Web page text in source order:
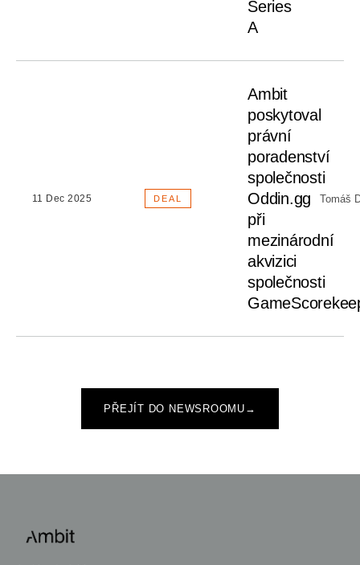
Series
A
11 Dec 2025 DEAL
Ambit
poskytoval
právní
poradenství
společnosti
Oddin.gg
při
mezinárodní
akvizici
společnosti
Tomáš
PŘEJÍT DO NEWSROOMU →